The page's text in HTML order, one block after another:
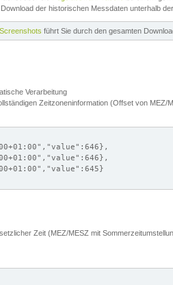
der historischen Messdaten unterhalb
führt Sie durch den gesamten
Verarbeitung
Zeitzoneninformation (Offset von MEZ/
Zeit (MEZ/MESZ mit